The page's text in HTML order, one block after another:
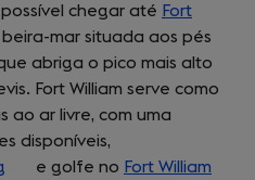
a
new
tab)
chegar até Fort
mar situada aos pés
abriga o pico mais alto
Fort William serve como
ao ar livre, com uma
disponíveis,
(opense golfe no Fort William